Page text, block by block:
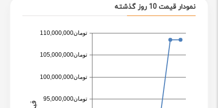
نمودار قیمت 10 روز گذشته